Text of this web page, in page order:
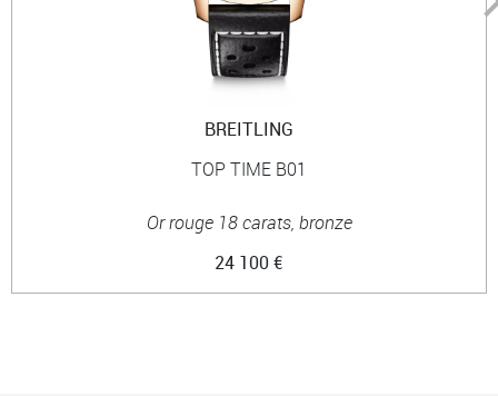
BREITLING
TOP TIME B01
Or rouge 18 carats, bronze
24 100 €